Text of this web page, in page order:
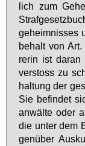
lich zum
ge­heim­nis­ses
be­halt von
re­rin ist dar­an
ver­stoss zu
hal­tung der
Sie be­fin­det
an­wäl­te oder
die un­ter dem
gen­über